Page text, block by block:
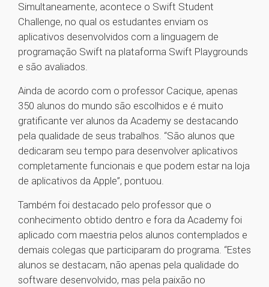
Simultaneamente, acontece o Swift Student
Challenge, no qual os estudantes enviam os
aplicativos desenvolvidos com a linguagem de
programação Swift na plataforma Swift Playgrounds
e são avaliados.
Ainda de acordo com o professor Cacique, apenas
350 alunos do mundo são escolhidos e é muito
gratificante ver alunos da Academy se destacando
pela qualidade de seus trabalhos. “São alunos que
dedicaram seu tempo para desenvolver aplicativos
completamente funcionais e que podem estar na loja
de aplicativos da Apple”, pontuou.
Também foi destacado pelo professor que o
conhecimento obtido dentro e fora da Academy foi
aplicado com maestria pelos alunos contemplados e
demais colegas que participaram do programa. “Estes
alunos se destacam, não apenas pela qualidade do
software desenvolvido, mas pela paixão no